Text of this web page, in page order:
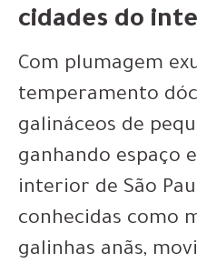
cidades do
Com plumagem
temperamento
galináceos de
ganhando espaço
interior de São
conhecidas como
galinhas anãs,